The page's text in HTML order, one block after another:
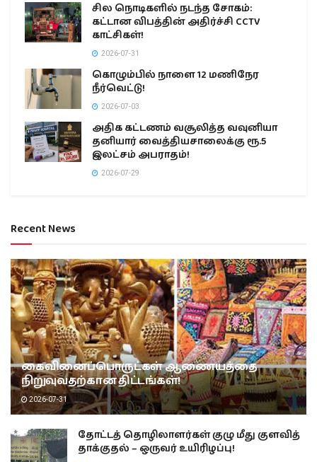
சில நொடிகளில் நடந்த சோகம்:
கட்டான விபத்தின் அதிர்ச்சி CCTV
காட்சிகள்!
2026-07-31
கொழும்பில் நாளை 12 மணிநேர
நீர்வெட்டு!
2026-07-03
அதிக கட்டணம் வசூலித்த வவுனியா
தனியார் வைத்தியசாலைக்கு ரூ.5
இலட்சம் அபராதம்!
2026-07-29
Recent News
கைவினைப்பொருட்கள் ஆணையத்தை
நிறுவுவதற்கான திட்டங்கள்!
2026-07-31
தோட்டத் தொழிலாளர்கள் குழு மீது குளவித்
தாக்குதல் – ஒருவர் உயிரிழப்பு!